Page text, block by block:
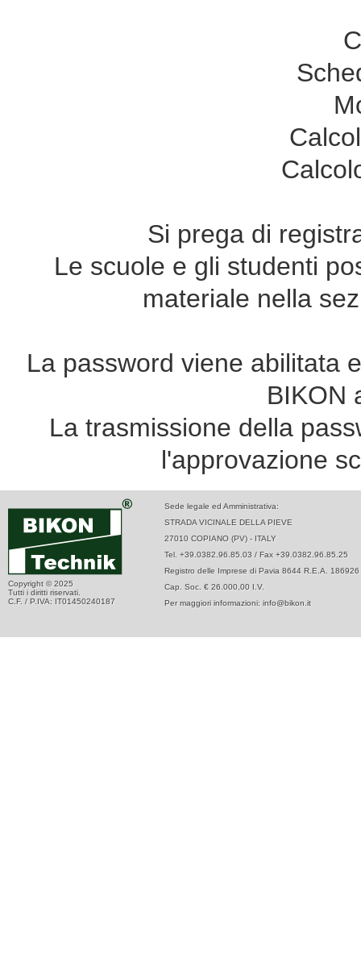
Si prega di
Le scuole e gli studenti
materiale nella
La password viene abilitata
BIKON
La trasmissione della
l'approvazione
Copyright © 2025
Tutti i diritti riservati.
C.F. / P.IVA: IT01450240187
Sede legale ed Amministrativa:
STRADA VICINALE DELLA PIEVE
27010 COPIANO (PV) - ITALY
Tel. +39.0382.96.85.03 / Fax +39.0382.96.85.25
Registro delle Imprese di Pavia 8644 R.E.A. 186926
Cap. Soc. € 26.000,00 I.V.
Per maggiori informazioni: info@bikon.it